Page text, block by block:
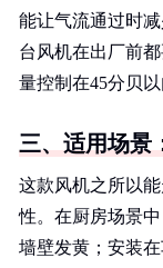
能让气流通过时
台风机在出厂前
量控制在45分贝
三、适用场景
这款风机之所以
性。在厨房场景
墙壁发黄；安装